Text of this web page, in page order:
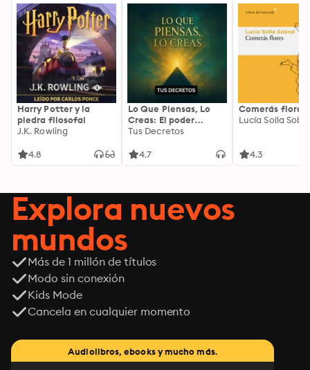
Harry Potter y la
piedra filosofal
J.K. Rowling
4.8
Lo Que Piensas, Lo
Creas: El poder
invisible de tus
tu energía para
Tus Decretos
4.7
Comerás flores
Lucía Solla
4.3
Explora nuevos
mundos
Más de 1 millón de títulos
Modo sin conexión
Kids Mode
Cancela en cualquier momento
Audiolibros, ebooks y mucho más.